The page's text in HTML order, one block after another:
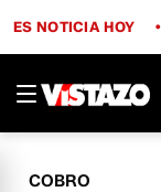
ES NOTICIA HOY
COBRO